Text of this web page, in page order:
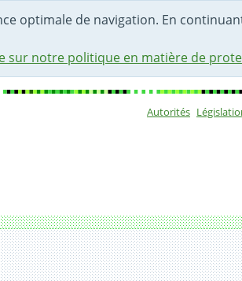
optimale de navigation. En
sur notre politique en matière de
Autorités